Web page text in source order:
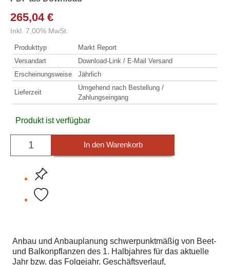
265,04 €
Inkl. 7,00% MwSt.
Produkttyp
Markt Report
Versandart
Download-Link / E-Mail Versand
Erscheinungsweise
Jährlich
Lieferzeit
Umgehend nach Bestellung /
Zahlungseingang
Produkt ist verfügbar
In den Warenkorb
Anbau und Anbauplanung schwerpunktmäßig von Beet-
und Balkonpflanzen des 1. Halbjahres für das aktuelle
Jahr bzw. das Folgejahr. Geschäftsverlauf,